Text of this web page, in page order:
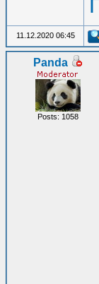
11.12.2020 06:45
Panda
Posts: 1058